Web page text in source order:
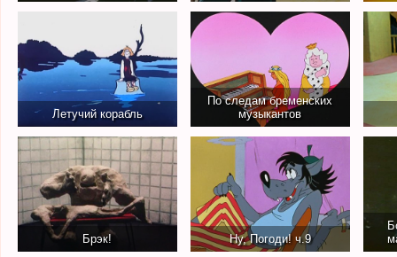
Летучий корабль
По следам бременских
музыкантов
Брэк! Ну, Погоди! ч.9